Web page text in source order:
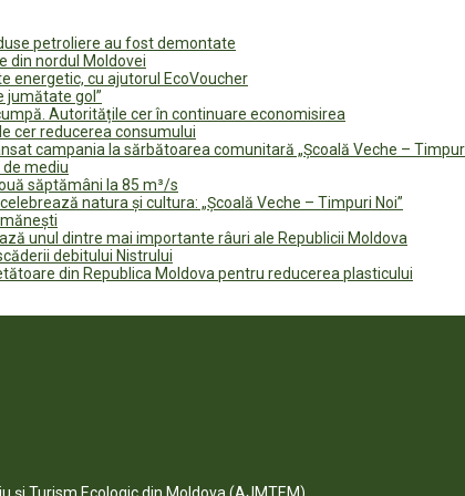
petroliere au fost demontate
din nordul Moldovei
energetic, cu ajutorul EcoVoucher
jumătate gol”
Autoritățile cer în continuare economisirea
cer reducerea consumului
campania la sărbătoarea comunitară „Școală Veche –
mediu
săptămâni la 85 m³/s
natura și cultura: „Școală Veche – Timpuri Noi”
unul dintre mai importante râuri ale Republicii Moldova
debitului Nistrului
din Republica Moldova pentru reducerea plasticului
Turism Ecologic din Moldova (AJMTEM).